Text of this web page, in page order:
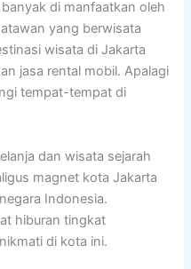
di manfaatkan oleh
yang berwisata
wisata di Jakarta
jasa rental mobil. Apalagi
tempat-tempat di
dan wisata sejarah
magnet kota Jakarta
Indonesia.
hiburan tingkat
di kota ini.